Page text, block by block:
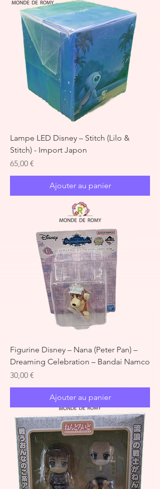
Lampe LED Disney – Stitch (Lilo &
Stitch) - Import Japon
Prix
65,00 €
Ajouter au panier
Figurine Disney – Nana (Peter Pan) –
Dreaming Celebration – Bandai Namco
Prix
30,00 €
Ajouter au panier